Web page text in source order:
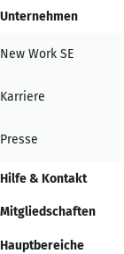
Unternehmen
New Work SE
Karriere
Presse
Hilfe & Kontakt
Mitgliedschaften
Hauptbereiche